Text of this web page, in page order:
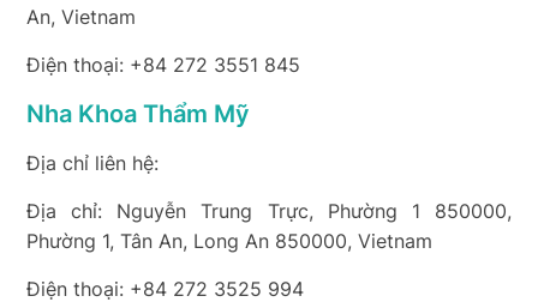
An, Vietnam
Điện thoại: +84 272 3551 845
Nha Khoa Thẩm Mỹ
Địa chỉ liên hệ:
Địa chỉ: Nguyễn Trung Trực, Phường 1 850000,
Phường 1, Tân An, Long An 850000, Vietnam
Điện thoại: +84 272 3525 994